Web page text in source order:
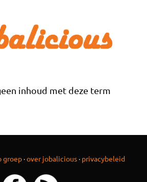
inhoud met deze term
groep ·over jobalicious · privacybeleid